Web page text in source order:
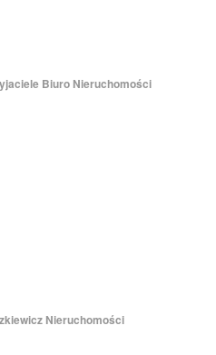
Biuro Nieruchomości
Nieruchomości